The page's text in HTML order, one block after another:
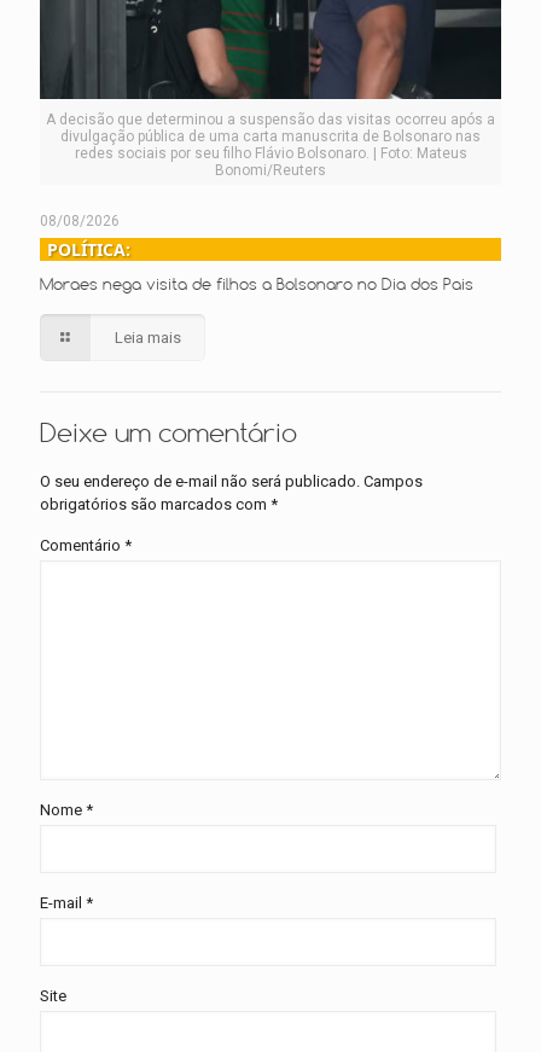
A decisão que determinou a suspensão das visitas ocorreu após a
divulgação pública de uma carta manuscrita de Bolsonaro nas
redes sociais por seu filho Flávio Bolsonaro. | Foto: Mateus
Bonomi/Reuters
08/08/2026
POLÍTICA:
Moraes nega visita de filhos a Bolsonaro no Dia dos Pais
Leia mais
Deixe um comentário
O seu endereço de e-mail não será publicado. Campos
obrigatórios são marcados com *
Comentário *
Nome *
E-mail *
Site